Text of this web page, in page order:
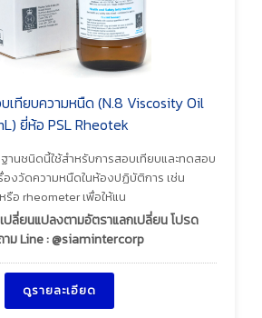
เทียบความหนืด (N.8 Viscosity Oil
ยี่ห้อ PSL Rheotek
านชนิดนี้ใช้สำหรับการสอบเทียบและทดสอบ
งวัดความหนืดในห้องปฏิบัติการ เช่น
รือ rheometer เพื่อให้แน
ปลี่ยนแปลงตามอัตราแลกเปลี่ยน โปรด
ม Line : @siamintercorp
ดูรายละเอียด